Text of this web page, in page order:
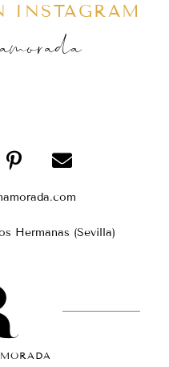
INSTAGRAM
Hermanas (Sevilla)